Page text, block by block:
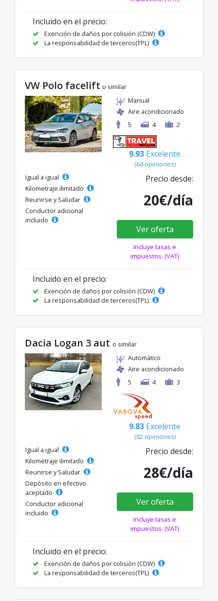
Incluido en el precio:
Exención de daños por colisión (CDW)
La responsabilidad de terceros(TPL)
VW Polo facelift o similar
Manual
Aire acondicionado
5
4 2
9.93 Excelente
(64 opiniones)
Igual a igual
Kilometraje ilimitado
Reunirse y Saludar
Conductor adicional
incluido
Precio desde:
20€/día
Ver oferta
Incluye tasas e
impuestos. (VAT)
Incluido en el precio:
Exención de daños por colisión (CDW)
La responsabilidad de terceros(TPL)
Dacia Logan 3 aut o similar
Automático
Aire acondicionado
5
4 3
9.83 Excelente
(82 opiniones)
Igual a igual
Kilometraje ilimitado
Reunirse y Saludar
Depósito en efectivo
aceptado
Conductor adicional
incluido
Precio desde:
28€/día
Ver oferta
Incluye tasas e
impuestos. (VAT)
Incluido en el precio:
Exención de daños por colisión (CDW)
La responsabilidad de terceros(TPL)